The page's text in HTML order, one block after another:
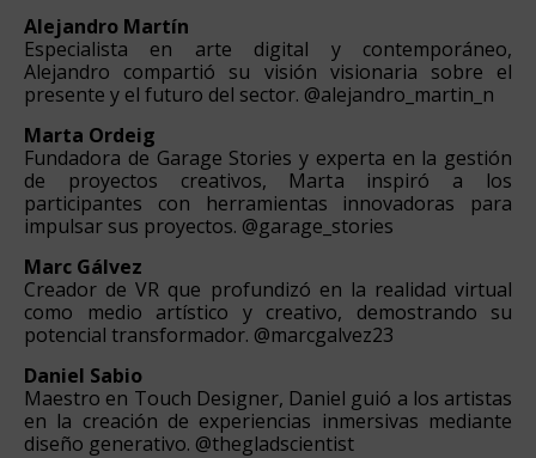
Alejandro Martín
Especialista en arte digital y contemporáneo,
Alejandro compartió su visión visionaria sobre el
presente y el futuro del sector. @alejandro_martin_n
Marta Ordeig
Fundadora de Garage Stories y experta en la gestión
de proyectos creativos, Marta inspiró a los
participantes con herramientas innovadoras para
impulsar sus proyectos. @garage_stories
Marc Gálvez
Creador de VR que profundizó en la realidad virtual
como medio artístico y creativo, demostrando su
potencial transformador. @marcgalvez23
Daniel Sabio
Maestro en Touch Designer, Daniel guió a los artistas
en la creación de experiencias inmersivas mediante
diseño generativo. @thegladscientist